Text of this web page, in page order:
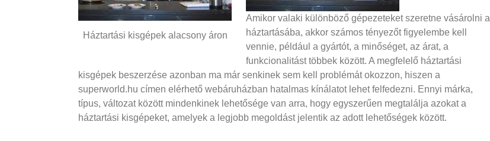
Háztartási kisgépek alacsony áron
Amikor valaki különböző gépezeteket szeretne vásárolni a
háztartásába, akkor számos tényezőt figyelembe kell
vennie, például a gyártót, a minőséget, az árat, a
funkcionalitást többek között. A megfelelő háztartási
kisgépek beszerzése azonban ma már senkinek sem kell problémát okozzon, hiszen a
superworld.hu címen elérhető webáruházban hatalmas kínálatot lehet felfedezni. Ennyi márka,
típus, változat között mindenkinek lehetősége van arra, hogy egyszerűen megtalálja azokat a
háztartási kisgépeket, amelyek a legjobb megoldást jelentik az adott lehetőségek között.